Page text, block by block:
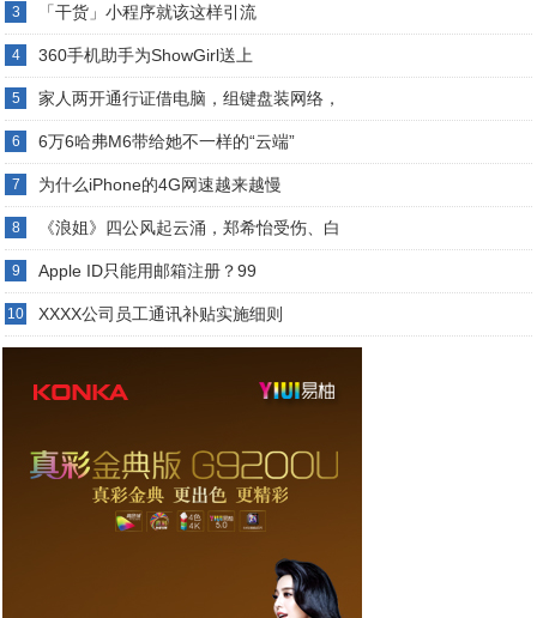
3 「干货」小程序就该这样引流
4 360手机助手为ShowGirl送上
5 家人两开通行证借电脑，组键盘装网络，
6 6万6哈弗M6带给她不一样的“云端”
7 为什么iPhone的4G网速越来越慢
8 《浪姐》四公风起云涌，郑希怡受伤、白
9 Apple ID只能用邮箱注册？99
10 XXXX公司员工通讯补贴实施细则